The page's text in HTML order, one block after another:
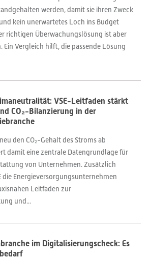
werden, damit sie ihren Zweck
kein unerwartetes Loch ins Budget
richtigen Überwachungslösung ist aber
Ein Vergleich hilft, die passende Lösung
VSE-Leitfaden stärkt
CO₂-Bilanzierung in der
den CO₂-Gehalt des Stroms ab
damit eine zentrale Datengrundlage für
von Unternehmen. Zusätzlich
die Energieversorgungsunternehmen
Leitfaden zur
und...
im Digitalisierungscheck: Es